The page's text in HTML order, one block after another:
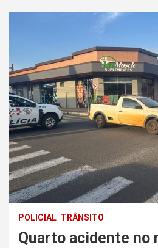
POLICIAL TRÂNSITO
Quarto acidente no